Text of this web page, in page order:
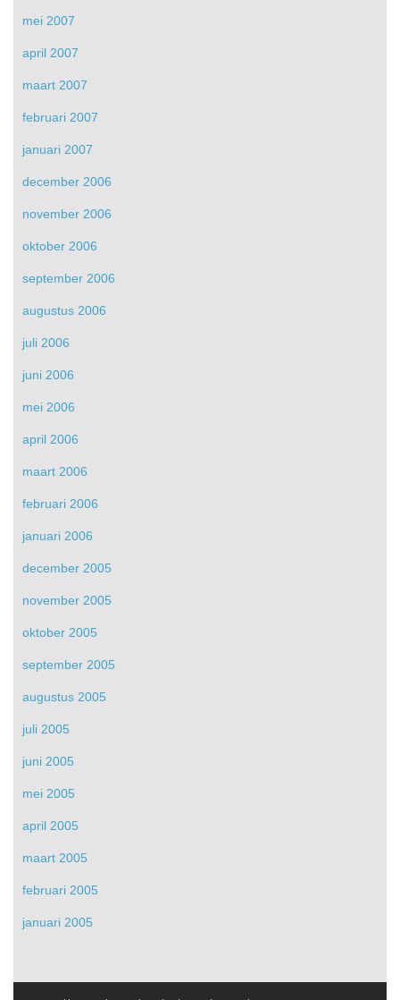
mei 2007
april 2007
maart 2007
februari 2007
januari 2007
december 2006
november 2006
oktober 2006
september 2006
augustus 2006
juli 2006
juni 2006
mei 2006
april 2006
maart 2006
februari 2006
januari 2006
december 2005
november 2005
oktober 2005
september 2005
augustus 2005
juli 2005
juni 2005
mei 2005
april 2005
maart 2005
februari 2005
januari 2005